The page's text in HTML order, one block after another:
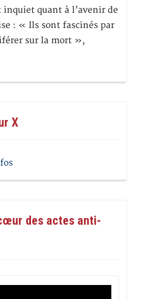
quant à l’avenir de
: « Ils sont fascinés par
sur la mort »,
X
des actes anti-